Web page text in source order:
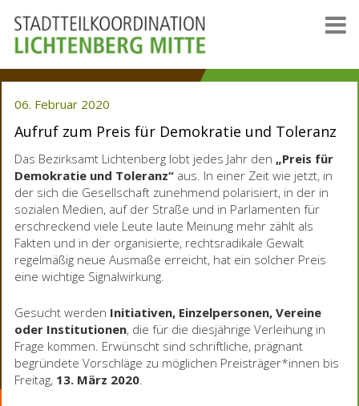
06. Februar 2020
Aufruf zum Preis für Demokratie und Toleranz
Das Bezirksamt Lichtenberg lobt jedes Jahr den „Preis für
Demokratie und Toleranz“ aus. In einer Zeit wie jetzt, in
der sich die Gesellschaft zunehmend polarisiert, in der in
sozialen Medien, auf der Straße und in Parlamenten für
erschreckend viele Leute laute Meinung mehr zählt als
Fakten und in der organisierte, rechtsradikale Gewalt
regelmäßig neue Ausmaße erreicht, hat ein solcher Preis
eine wichtige Signalwirkung.
Gesucht werden Initiativen, Einzelpersonen, Vereine
oder Institutionen, die für die diesjährige Verleihung in
Frage kommen. Erwünscht sind schriftliche, prägnant
begründete Vorschläge zu möglichen Preisträger*innen bis
Freitag, 13. März 2020